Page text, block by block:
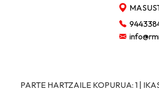
PARTE HARTZAILE KOPURUA: 1 |